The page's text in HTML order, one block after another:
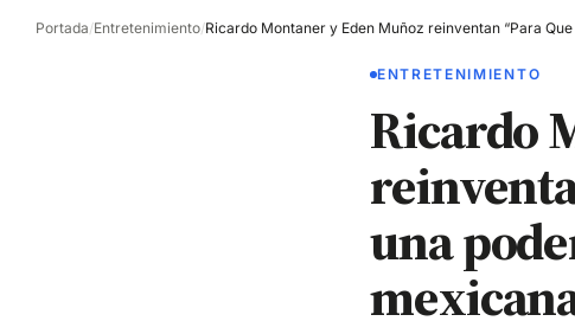
Portada/Entretenimiento/
ENTRETENIMIENTO
Ricardo
una